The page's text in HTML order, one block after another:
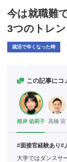
今は就職難
3つのトレ
就活で辛くなった時
この記事にコ
根岸 佑莉子 高橋 宙
#面接官経験あり#
大学ではダンスサ